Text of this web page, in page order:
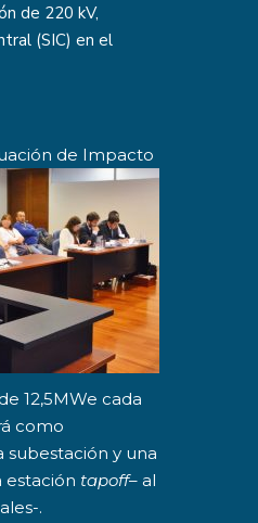
de 220 kV,
(SIC) en el
de Impacto
12,5MWe cada
como
subestación y una
estación tapoff– al
.